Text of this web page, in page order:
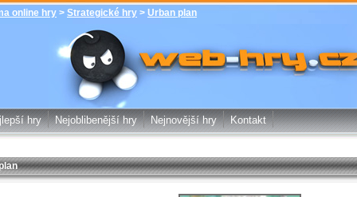
online hry > Strategické hry > Urban plan
Urban plan - Strategické hry - zdarma
online hry web-hry.cz - online hry
zdarma
hry Nejoblibenější hry Nejnovější hry Kontakt